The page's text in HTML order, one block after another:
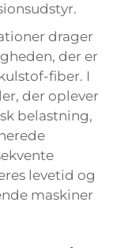
drager
der er
fiber. I
der oplever
belastning,
levetid og
maskiner